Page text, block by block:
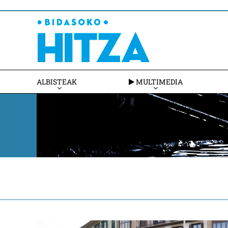
ALBISTEAK MULTIMEDIA